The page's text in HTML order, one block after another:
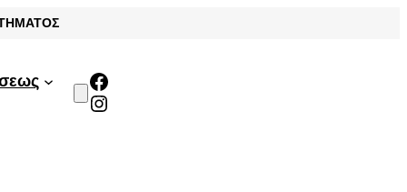
Facebook
Instagram